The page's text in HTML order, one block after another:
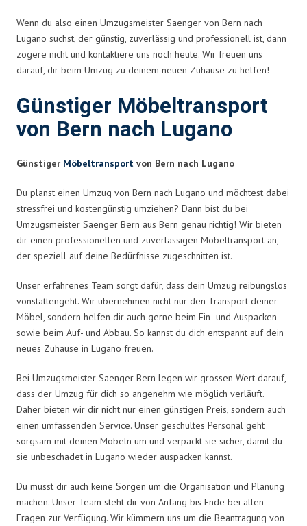
Wenn du also einen Umzugsmeister Saenger von Bern nach
Lugano suchst, der günstig, zuverlässig und professionell ist, dann
zögere nicht und kontaktiere uns noch heute. Wir freuen uns
darauf, dir beim Umzug zu deinem neuen Zuhause zu helfen!
Günstiger Möbeltransport
von Bern nach Lugano
Günstiger Möbeltransport von Bern nach Lugano
Du planst einen Umzug von Bern nach Lugano und möchtest dabei
stressfrei und kostengünstig umziehen? Dann bist du bei
Umzugsmeister Saenger Bern aus Bern genau richtig! Wir bieten
dir einen professionellen und zuverlässigen Möbeltransport an,
der speziell auf deine Bedürfnisse zugeschnitten ist.
Unser erfahrenes Team sorgt dafür, dass dein Umzug reibungslos
vonstattengeht. Wir übernehmen nicht nur den Transport deiner
Möbel, sondern helfen dir auch gerne beim Ein- und Auspacken
sowie beim Auf- und Abbau. So kannst du dich entspannt auf dein
neues Zuhause in Lugano freuen.
Bei Umzugsmeister Saenger Bern legen wir grossen Wert darauf,
dass der Umzug für dich so angenehm wie möglich verläuft.
Daher bieten wir dir nicht nur einen günstigen Preis, sondern auch
einen umfassenden Service. Unser geschultes Personal geht
sorgsam mit deinen Möbeln um und verpackt sie sicher, damit du
sie unbeschadet in Lugano wieder auspacken kannst.
Du musst dir auch keine Sorgen um die Organisation und Planung
machen. Unser Team steht dir von Anfang bis Ende bei allen
Fragen zur Verfügung. Wir kümmern uns um die Beantragung von